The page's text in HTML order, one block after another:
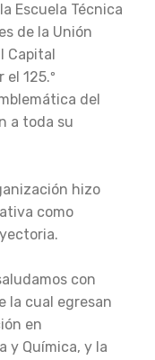
Escuela Técnica
de la Unión
Capital
125.º
del
a toda su
hizo
como
con
la cual egresan
en
y Química, y la